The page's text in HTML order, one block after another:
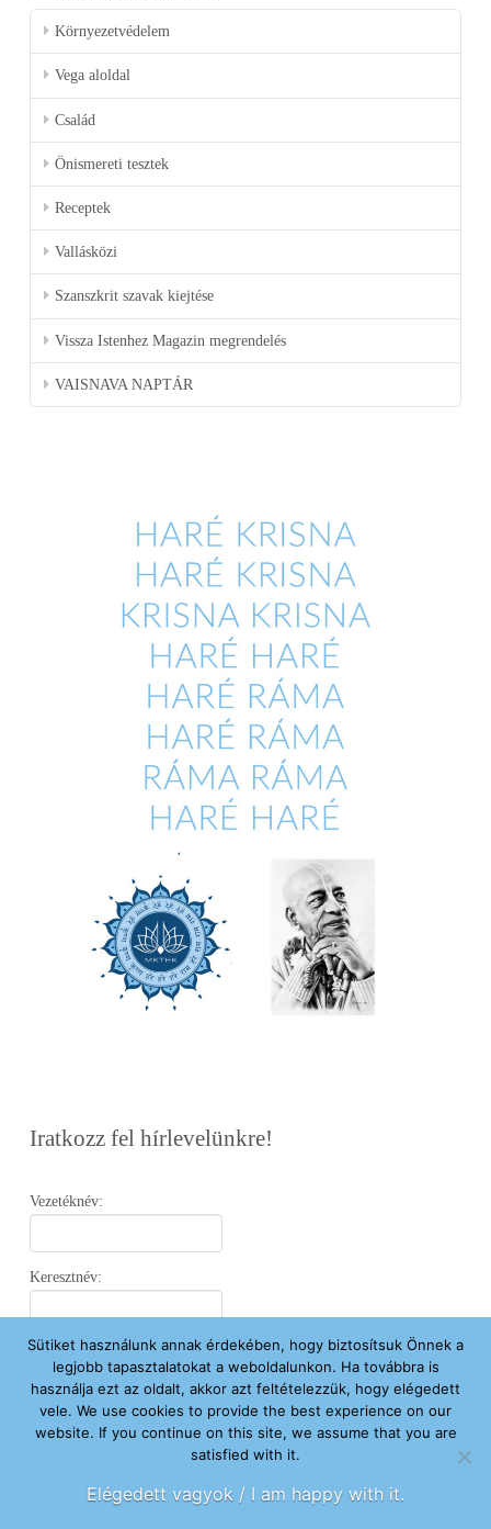
Környezetvédelem
Vega aloldal
Család
Önismereti tesztek
Receptek
Vallásközi
Szanszkrit szavak kiejtése
Vissza Istenhez Magazin megrendelés
VAISNAVA NAPTÁR
Iratkozz fel hírlevelünkre!
Vezetéknév:
Keresztnév:
Email:
Elfogadom az Adatvédelmi Nyilatkozatot.
Sütiket használunk annak érdekében, hogy biztosítsuk Önnek a
legjobb tapasztalatokat a weboldalunkon. Ha továbbra is
használja ezt az oldalt, akkor azt feltételezzük, hogy elégedett
vele. We use cookies to provide the best experience on our
website. If you continue on this site, we assume that you are
satisfied with it.
Elégedett vagyok / I am happy with it.